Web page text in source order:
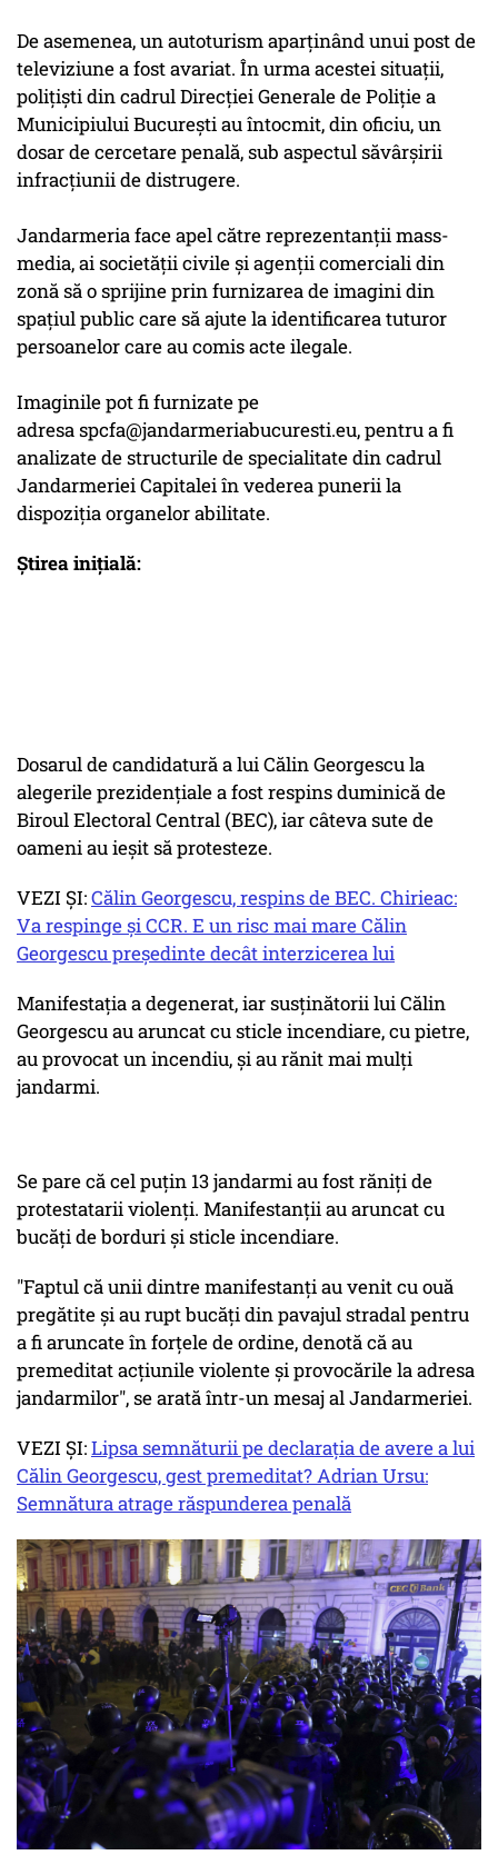
De asemenea, un autoturism aparţinând unui post de
televiziune a fost avariat. În urma acestei situaţii,
poliţişti din cadrul Direcţiei Generale de Poliţie a
Municipiului Bucureşti au întocmit, din oficiu, un
dosar de cercetare penală, sub aspectul săvârşirii
infracţiunii de distrugere.
Jandarmeria face apel către reprezentanţii mass-
media, ai societăţii civile şi agenţii comerciali din
zonă să o sprijine prin furnizarea de imagini din
spaţiul public care să ajute la identificarea tuturor
persoanelor care au comis acte ilegale.
Imaginile pot fi furnizate pe
adresa spcfa@jandarmeriabucuresti.eu, pentru a fi
analizate de structurile de specialitate din cadrul
Jandarmeriei Capitalei în vederea punerii la
dispoziţia organelor abilitate.
Știrea inițială:
Dosarul de candidatură a lui Călin Georgescu la
alegerile prezidențiale a fost respins duminică de
Biroul Electoral Central (BEC), iar câteva sute de
oameni au ieșit să protesteze.
VEZI ȘI:Călin Georgescu, respins de BEC. Chirieac:
Va respinge și CCR. E un risc mai mare Călin
Georgescu președinte decât interzicerea lui
Manifestația a degenerat, iar susţinătorii lui Călin
Georgescu au aruncat cu sticle incendiare, cu pietre,
au provocat un incendiu, şi au rănit mai mulți
jandarmi.
Se pare că cel puțin 13 jandarmi au fost răniți de
protestatarii violenți. Manifestanții au aruncat cu
bucăți de borduri și sticle incendiare.
"Faptul că unii dintre manifestanți au venit cu ouă
pregătite și au rupt bucăți din pavajul stradal pentru
a fi aruncate în forțele de ordine, denotă că au
premeditat acțiunile violente și provocările la adresa
jandarmilor", se arată într-un mesaj al Jandarmeriei.
VEZI ȘI:Lipsa semnăturii pe declaraţia de avere a lui
Călin Georgescu, gest premeditat? Adrian Ursu:
Semnătura atrage răspunderea penală